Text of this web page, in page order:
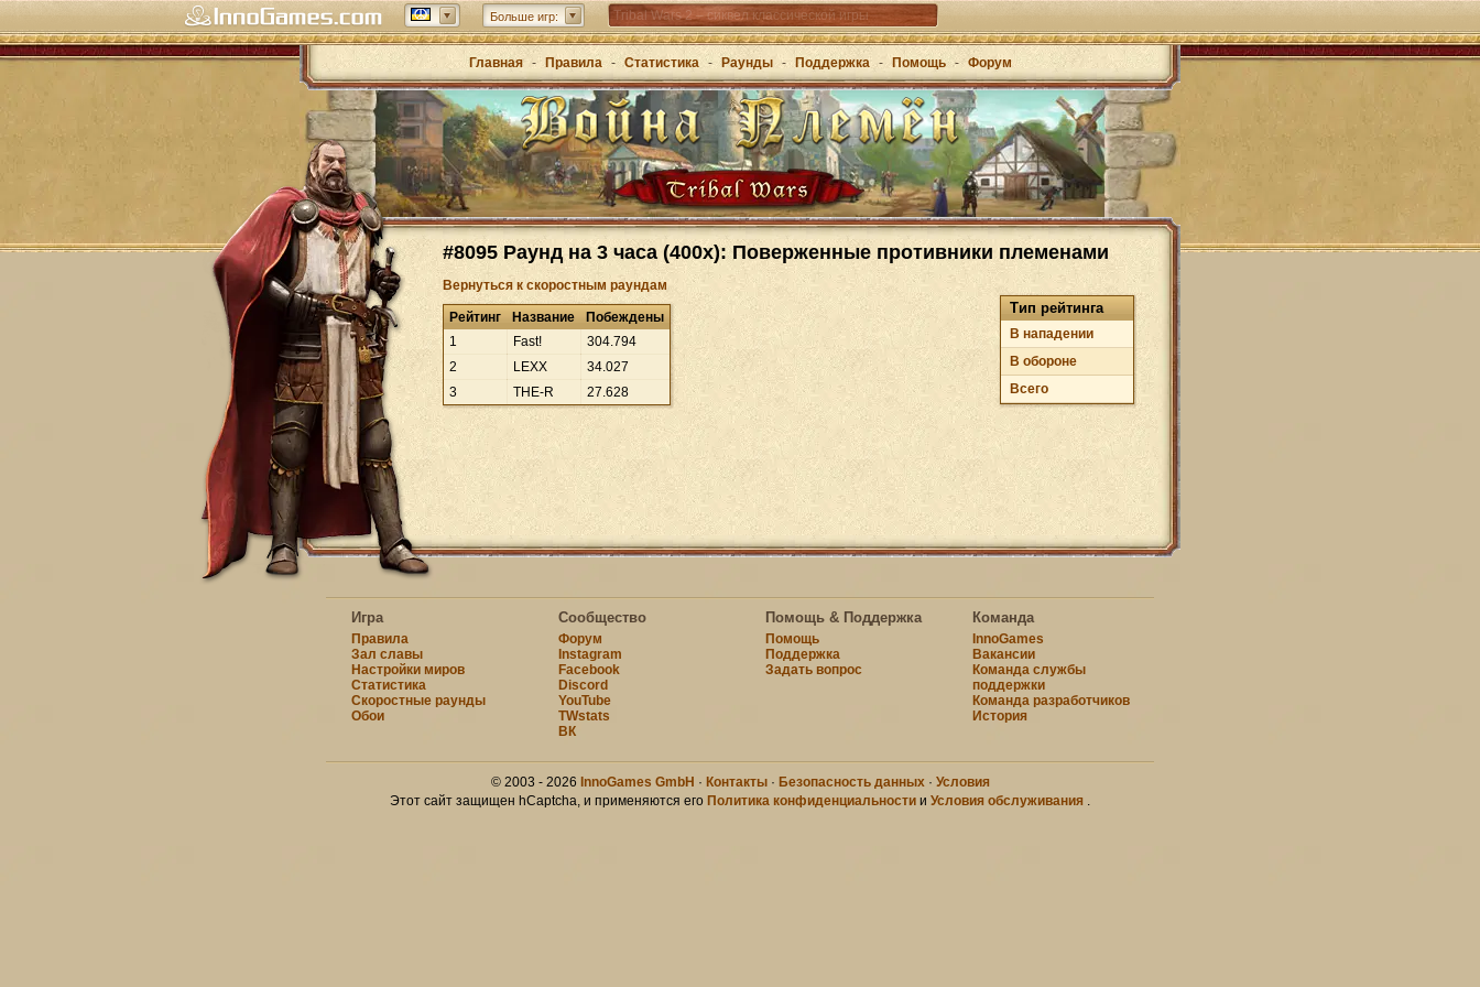
Больше игр: Tribal Wars 2 – сиквел классической игры
Forge of Empires – стратегия через эпохи
Grepolis – постройте свою империю в Древней
Греции
Главная - Правила - Статистика - Раунды - Поддержка - Помощь - Форум
#8095 Раунд на 3 часа (400x): Поверженные противники племенами
Вернуться к скоростным раундам
Тип рейтинга
В нападении
В обороне
Всего
Рейтинг Название
Побеждены
1
Fast! 304.794
2
LEXX 34.027
3
THE-R 27.628
Игра
Правила
Зал славы
Настройки миров
Статистика
Скоростные раунды
Обои
Сообщество
Форум
Instagram
Facebook
Discord
YouTube
TWstats
ВК
Помощь & Поддержка
Помощь
Поддержка
Задать вопрос
Команда
InnoGames
Вакансии
Команда службы
поддержки
Команда разработчиков
История
© 2003 - 2026 InnoGames GmbH · Контакты· Безопасность данных· Условия
Этот сайт защищен hCaptcha, и применяются его Политика конфиденциальности и Условия обслуживания .